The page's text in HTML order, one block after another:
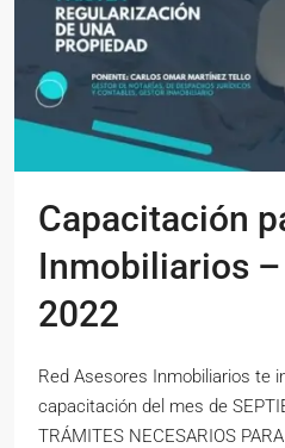
Capacitación
Inmobiliarios
2022
Red Asesores Inmobiliarios te
capacitación del mes de
TRÁMITES NECESARIOS